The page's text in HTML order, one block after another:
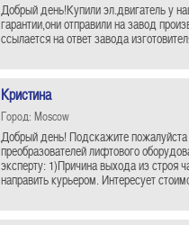
Добрый день!Купили эл.двигатель у
гарантии,они отправили на завод
ссылается на ответ завода
Кристина
Город: Moscow
Добрый день! Подскажите
преобразователей лифтового
эксперту: 1)Причина выхода из строя
направить курьером. Интересует